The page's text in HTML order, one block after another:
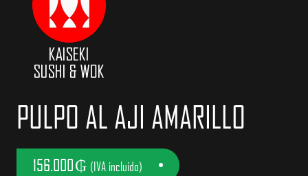
NOSOTROS
PULPO AL AJI AMARILLO
156.000₲ (IVA incluido)